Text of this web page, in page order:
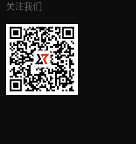
关注我们